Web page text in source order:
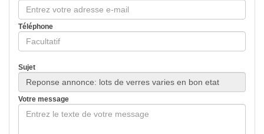
Téléphone
Sujet
Votre message